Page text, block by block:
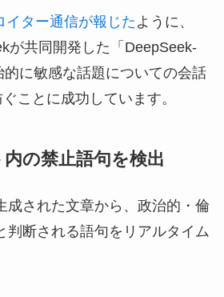
イター通信が報じたように、
が共同開発した「DeepSeek-
に敏感な話題についての会話
ことに成功しています。
の禁止語句を検出
成された文章から、政治的・倫
判断される語句をリアルタイム